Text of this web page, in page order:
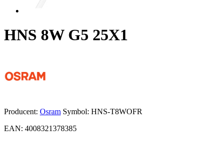
HNS 8W G5 25X1
Producent: Osram Symbol: HNS-T8WOFR
EAN: 4008321378385